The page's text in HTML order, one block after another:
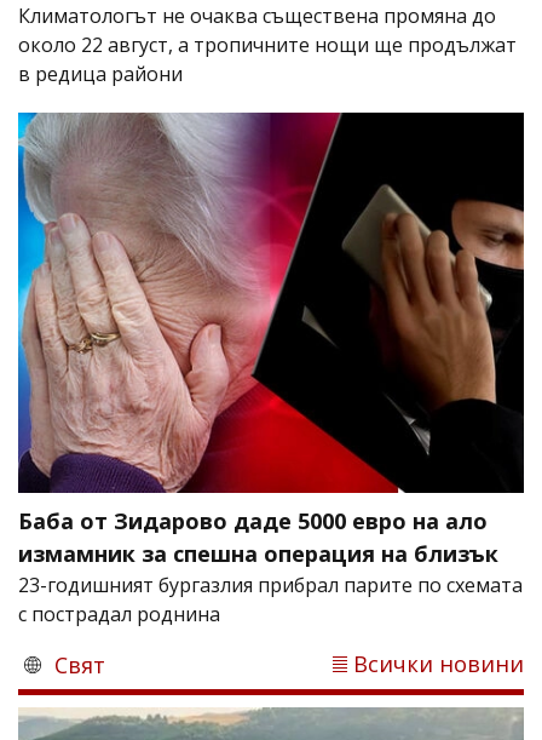
Климатологът не очаква съществена промяна до
около 22 август, а тропичните нощи ще продължат
в редица райони
Баба от Зидарово даде 5000 евро на ало
измамник за спешна операция на близък
23-годишният бургазлия прибрал парите по схемата
с пострадал роднина
Свят Всички новини